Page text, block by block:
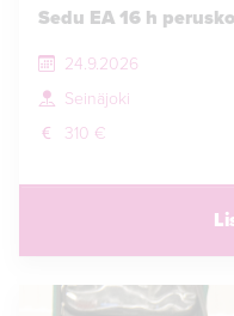
Sedu EA 16 h
24.9.2026
Seinäjoki
310 €